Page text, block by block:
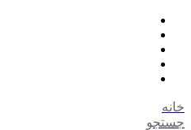
خانه
جستجو